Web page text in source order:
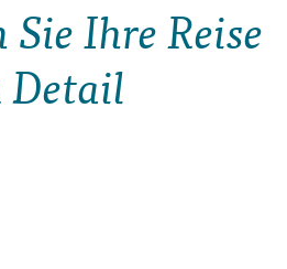
Ihre Reise
Detail